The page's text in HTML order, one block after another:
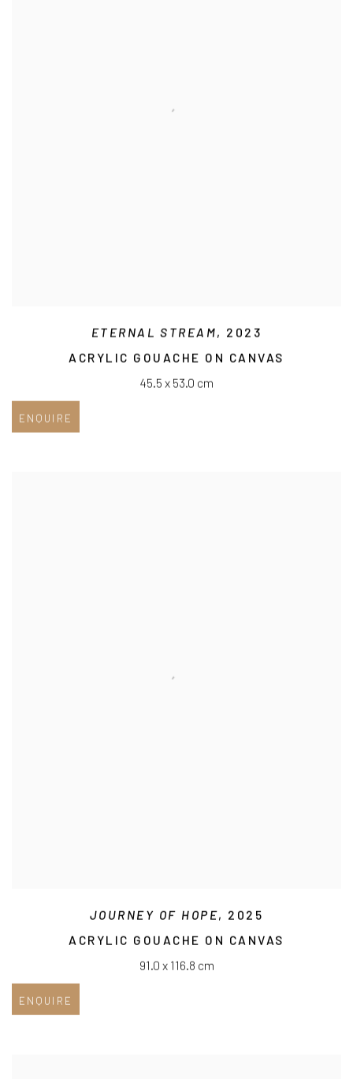
ETERNAL STREAM, 2023
ACRYLIC GOUACHE ON CANVAS
45.5 x 53.0 cm
ENQUIRE
JOURNEY OF HOPE, 2025
ACRYLIC GOUACHE ON CANVAS
91.0 x 116.8 cm
ENQUIRE